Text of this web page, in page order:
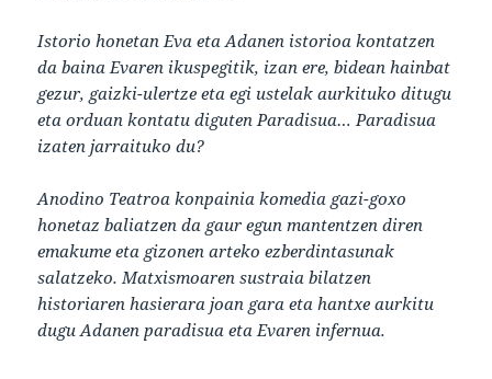
Istorio honetan Eva eta Adanen istorioa kontatzen
da baina Evaren ikuspegitik, izan ere, bidean hainbat
gezur, gaizki-ulertze eta egi ustelak aurkituko ditugu
eta orduan kontatu diguten Paradisua… Paradisua
izaten jarraituko du?
Anodino Teatroa konpainia komedia gazi-goxo
honetaz baliatzen da gaur egun mantentzen diren
emakume eta gizonen arteko ezberdintasunak
salatzeko. Matxismoaren sustraia bilatzen
historiaren hasierara joan gara eta hantxe aurkitu
dugu Adanen paradisua eta Evaren infernua.